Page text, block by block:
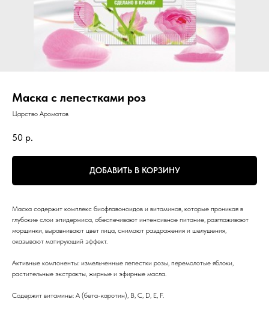
Маска с лепестками роз
Царство Ароматов
50 р.
ДОБАВИТЬ В КОРЗИНУ
Маска содержит комплекс биофлавоноидов и витаминов, которые проникая в
глубокие слои эпидермиса, обеспечивают интенсивное питание, разглаживают
морщинки, выравнивают цвет лица, снимают раздражения и шелушения,
оказывают матирующий эффект.
Активные компоненты: измельченные лепестки розы, перемолотые яблоки,
растительные экстракты, жирные и эфирные масла.
Содержит витамины: A (бета-каротин), B, C, D, E, F.